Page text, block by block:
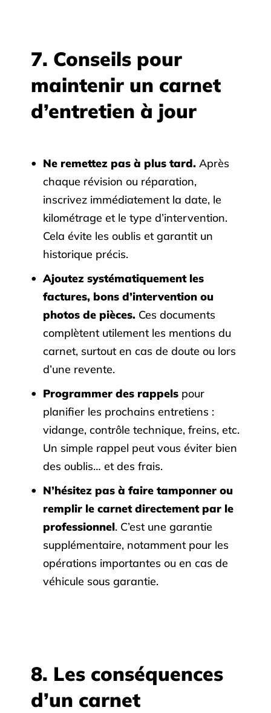
7. Conseils pour
maintenir un carnet
d’entretien à jour
Ne remettez pas à plus tard. Après
chaque révision ou réparation,
inscrivez immédiatement la date, le
kilométrage et le type d’intervention.
Cela évite les oublis et garantit un
historique précis.
Ajoutez systématiquement les
factures, bons d’intervention ou
photos de pièces.Ces documents
complètent utilement les mentions du
carnet, surtout en cas de doute ou lors
d’une revente.
Programmer des rappelspour
planifier les prochains entretiens :
vidange, contrôle technique, freins, etc.
Un simple rappel peut vous éviter bien
des oublis… et des frais.
N’hésitez pas à faire tamponnerou
remplir le carnet directement par le
professionnel. C’est une garantie
supplémentaire, notamment pour les
opérations importantes ou en cas de
véhicule sous garantie.
8. Les conséquences
d’un carnet